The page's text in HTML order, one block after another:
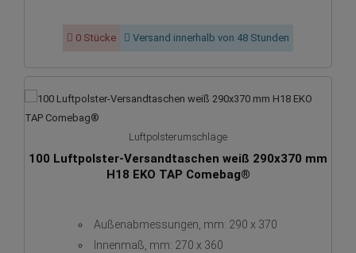
0 Stücke Versand innerhalb von 48 Stunden
Luftpolsterumschläge
100 Luftpolster-Versandtaschen weiß 290x370 mm
H18 EKO TAP Comebag®
Außenabmessungen, mm: 290 x 370
Innenmaß, mm: 270 x 360